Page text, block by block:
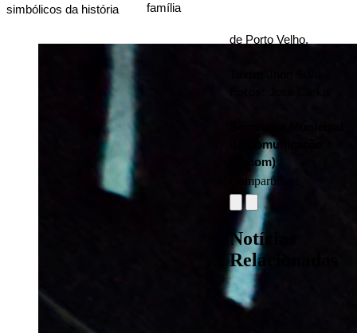
família
simbólicos da história
de Porto Velho.
de Comunicação
(Secom)
Compartilhar:
Notícias
Relacionadas